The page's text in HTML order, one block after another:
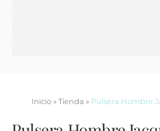
Inicio» Tienda » Pulsera Hombre